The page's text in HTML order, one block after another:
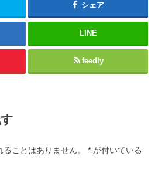
シェア
LINE
feedly
ことはありません。 * が付いている